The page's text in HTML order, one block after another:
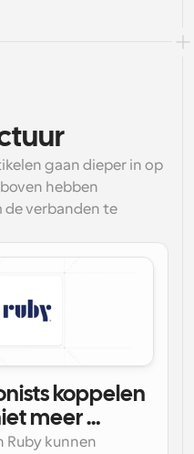
gaan dieper in op
hebben
de verbanden te
koppelen
meer
dubbele
Ruby kunnen